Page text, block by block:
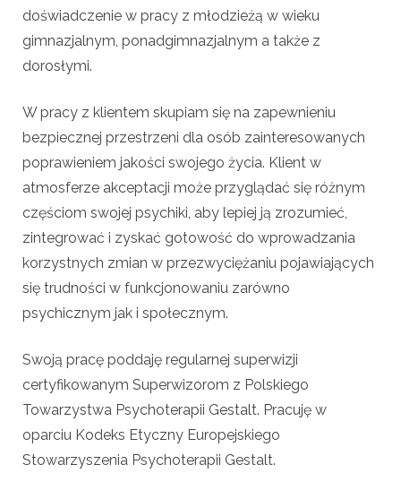
doświadczenie w pracy z młodzieżą w wieku
gimnazjalnym, ponadgimnazjalnym a także z
dorosłymi.
W pracy z klientem skupiam się na zapewnieniu
bezpiecznej przestrzeni dla osób zainteresowanych
poprawieniem jakości swojego życia. Klient w
atmosferze akceptacji może przyglądać się różnym
częściom swojej psychiki, aby lepiej ją zrozumieć,
zintegrować i zyskać gotowość do wprowadzania
korzystnych zmian w przezwyciężaniu pojawiających
się trudności w funkcjonowaniu zarówno
psychicznym jak i społecznym.
Swoją pracę poddaję regularnej superwizji
certyfikowanym Superwizorom z Polskiego
Towarzystwa Psychoterapii Gestalt. Pracuję w
oparciu Kodeks Etyczny Europejskiego
Stowarzyszenia Psychoterapii Gestalt.